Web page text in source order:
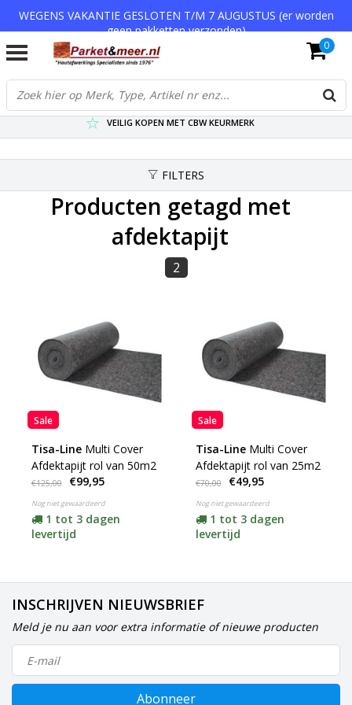
WEGENS VAKANTIE GESLOTEN T/M 7 AUGUSTUS (er worden
geen pakketten verzonden)
VERZENDKOSTEN € 7,95 (GRATIS VA €75,-)
SCHERPSTE PRIJZEN TOT WEL 75% KORTING !
VEILIG KOPEN MET CBW KEURMERK
0
FILTERS
Producten getagd met
afdektapijt
2
Sale
Tisa-Line Multi Cover
Afdektapijt rol van 50m2
€125,00 €99,95
Nog niet gewaardeerd
1 tot 3 dagen
levertijd
Sale
Tisa-Line Multi Cover
Afdektapijt rol van 25m2
€70,00 €49,95
Nog niet gewaardeerd
1 tot 3 dagen
levertijd
INSCHRIJVEN NIEUWSBRIEF
Meld je nu aan voor extra informatie of nieuwe producten
Abonneer